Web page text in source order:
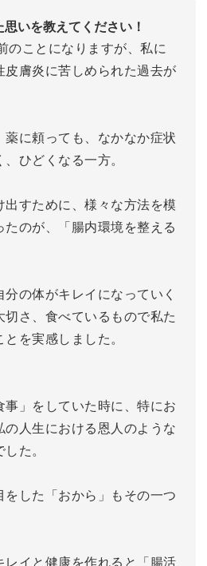
いを教えてください！
のことになりますが、私に
膚炎に苦しめられた過去が
に頼っても、なかなか症状
ひどくなる一方。
すために、様々な方法を模
のが、「腸内環境を整える
の体がキレイになっていく
さ、食べているもので私た
を実感しました。
事」をしていた時に、特にお
人生における恩人のような
た。
した「おから」もその一つ
イと健康を作れると「腸活